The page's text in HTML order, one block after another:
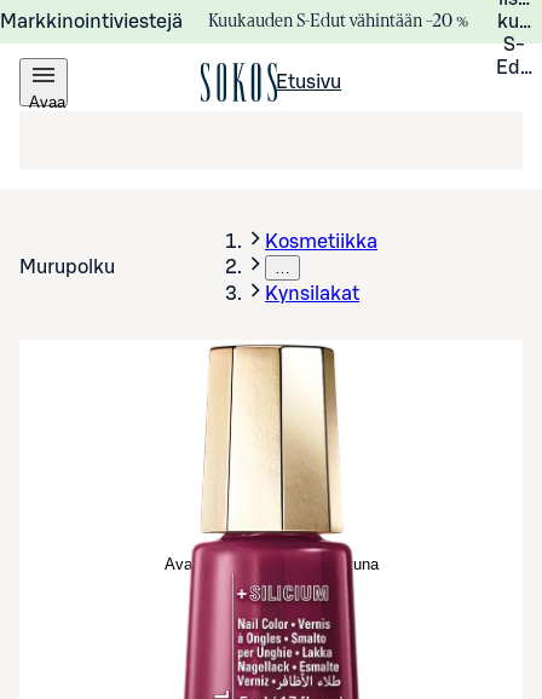
Markkinointiviestejä Kuukauden S-Edut vähintään –20 %
S-
Avaa
Etusivu
Murupolku
Kosmetiikka
…
Kynsilakat
Avaa tuotekuva suurennettuna